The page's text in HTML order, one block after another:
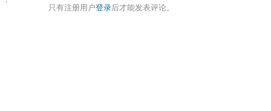
只有注册用户登录后才能发表评论。